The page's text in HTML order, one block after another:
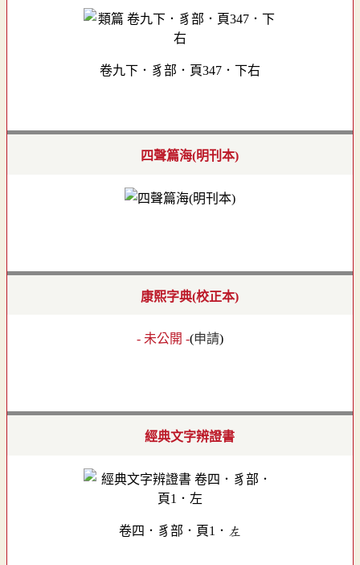
卷九下．豸部．頁347．下右
四聲篇海(明刊本)
康熙字典(校正本)
- 未公開 -(申請)
經典文字辨證書
卷四．豸部．頁1．左